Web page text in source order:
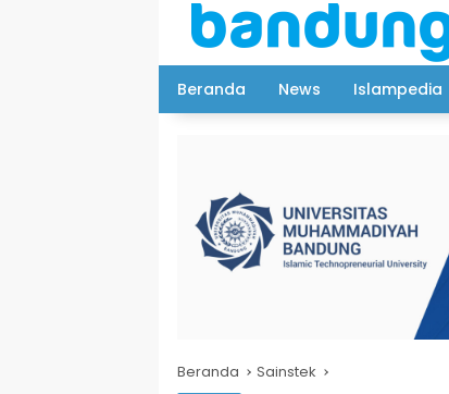
Beranda News Islampedia
Beranda Sainstek